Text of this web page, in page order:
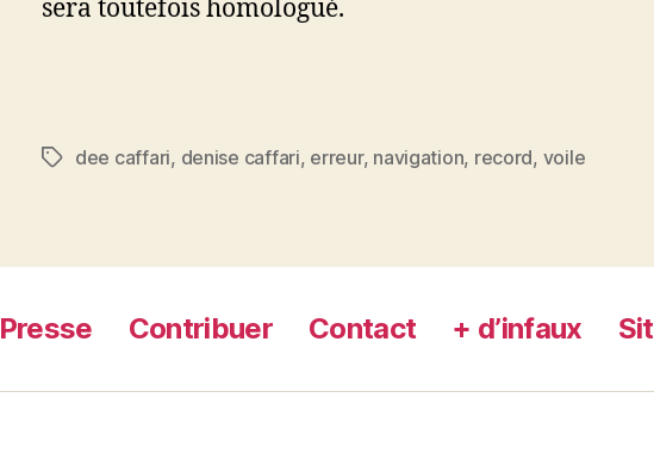
sera toutefois homologué.
Étiquettes
dee caffari, denise caffari, erreur, navigation, record, voile
Presse Contribuer Contact + d’infaux